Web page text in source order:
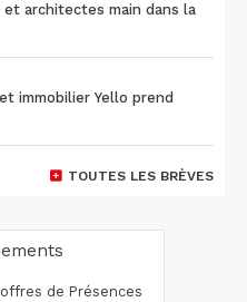
architectes main dans la
immobilier Yello prend
TOUTES LES BRÈVES
de Présences